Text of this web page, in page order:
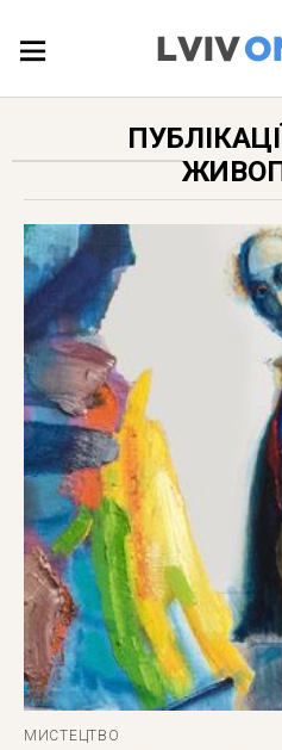
ПУБЛІКАЦІЇ
ДОВІДКА
МИСТЕЦТВО